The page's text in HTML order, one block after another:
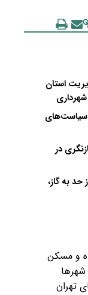
استان
سیاست‌های
در
حد به گاز،
و مسکن
شهرها
تهران